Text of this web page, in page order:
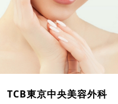
TCB東京中央美容外科